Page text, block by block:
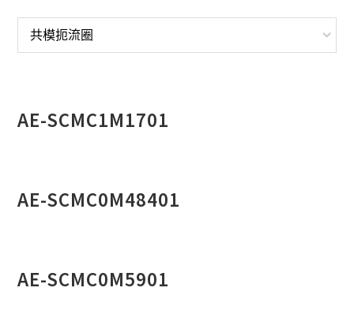
AE-SCMC1M1701
AE-SCMC0M48401
AE-SCMC0M5901